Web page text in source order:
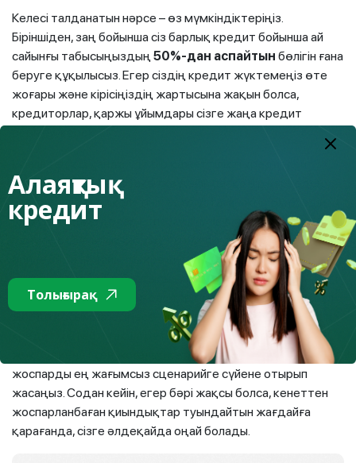
Келесі талданатын нәрсе – өз мүмкіндіктеріңіз.
Біріншіден, заң бойынша сіз барлық кредит бойынша ай
сайынғы табысыңыздың 50%-дан аспайтын бөлігін ғана
беруге құқылысыз. Егер сіздің кредит жүктемеңіз өте
жоғары және кірісіңіздің жартысына жақын болса,
кредиторлар, қаржы ұйымдары сізге жаңа кредит
өтеген кезде, біраз уақытқа дейін басқа бір нәрседен
бас тартуға тура келетінін есте ұстаған жөн. Бұл сіздің
әл-ауқатыңызға әсер етпеуі үшін, сіз отырып, жеке
немесе отбасылық бюджетті есепке алуыңыз қажет,
әрине онда ай сайынғы кредит төлемі міндетті түрде
ескерілуі керек. Ең бастысы –кредиттің не үшін
төленетінін, яғни неден бас тартатыныңызды түсіну. Бұл
жерде қосымша, әсіресе тұрақты келіп түспейтін кірісті
кредитті өтейтін ақша ретінде қарастырудың қажеті
жоқ. Ол кенеттен жоғалып кететін жағдайды елестетіп,
жоспарды ең жағымсыз сценарийге сүйене отырып
жасаңыз. Содан кейін, егер бәрі жақсы болса, кенеттен
жоспарланбаған қиындықтар туындайтын жағдайға
қарағанда, сізге әлдеқайда оңай болады.
Алаяқтық
кредит
Толығырақ